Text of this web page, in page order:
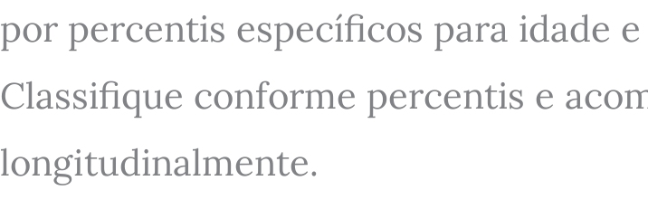
por percentis específicos para idade
Classifique conforme percentis e
longitudinalmente.